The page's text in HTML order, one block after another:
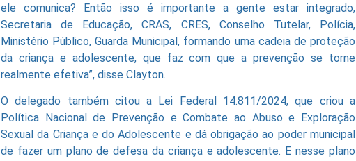
ele comunica? Então isso é importante a gente estar integrado,
Secretaria de Educação, CRAS, CRES, Conselho Tutelar, Polícia,
Ministério Público, Guarda Municipal, formando uma cadeia de proteção
da criança e adolescente, que faz com que a prevenção se torne
realmente efetiva”, disse Clayton.
O delegado também citou a Lei Federal 14.811/2024, que criou a
Política Nacional de Prevenção e Combate ao Abuso e Exploração
Sexual da Criança e do Adolescente e dá obrigação ao poder municipal
de fazer um plano de defesa da criança e adolescente. E nesse plano